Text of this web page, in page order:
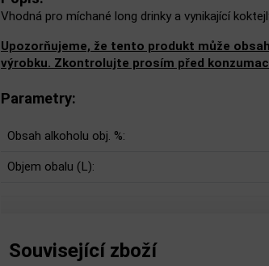
Vhodná pro míchané long drinky a vynikající
Upozorňujeme, že tento produkt může
výrobku. Zkontrolujte prosím před
Parametry:
Obsah alkoholu obj. %:
Objem obalu (L):
Související zboží